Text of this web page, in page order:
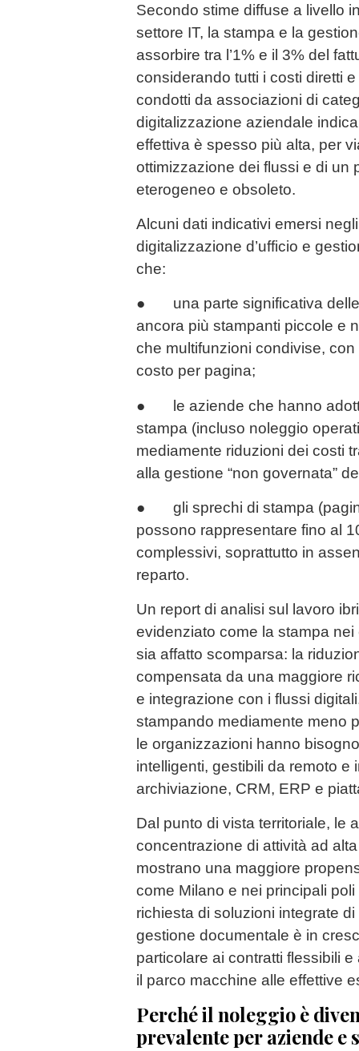
Secondo stime diffuse a livello
settore IT, la stampa e la
assorbire tra l’1% e il 3% del
considerando tutti i costi diretti
condotti da associazioni di
digitalizzazione aziendale
effettiva è spesso più alta, per
ottimizzazione dei flussi e di un
eterogeneo e obsoleto.
Alcuni dati indicativi emersi
digitalizzazione d’ufficio e
che:
● una parte significativa delle
ancora più stampanti piccole e
che multifunzioni condivise,
costo per pagina;
● le aziende che hanno
stampa (incluso noleggio
mediamente riduzioni dei costi
alla gestione “non governata”
● gli sprechi di stampa
possono rappresentare fino al
complessivi, soprattutto in
reparto.
Un report di analisi sul lavoro
evidenziato come la stampa
sia affatto scomparsa: la
compensata da una maggiore
e integrazione con i flussi
stampando mediamente meno
le organizzazioni hanno
intelligenti, gestibili da remoto e
archiviazione, CRM, ERP e
Dal punto di vista territoriale, le
concentrazione di attività ad
mostrano una maggiore
come Milano e nei principali
richiesta di soluzioni integrate
gestione documentale è in
particolare ai contratti flessibili
il parco macchine alle effettive
Perché il noleggio è
prevalente per aziende e